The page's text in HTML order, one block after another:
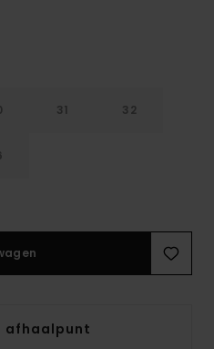
31 32
afhaalpunt